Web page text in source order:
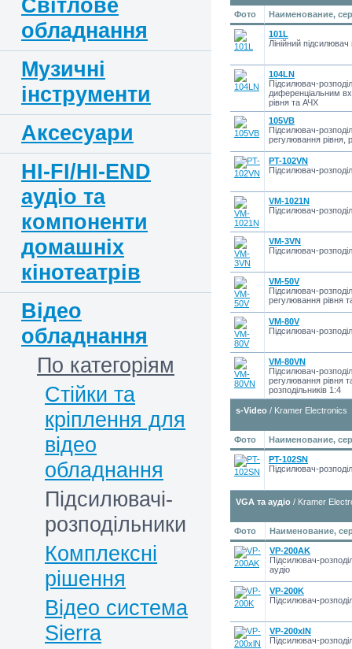
Світлове
обладнання
Музичні
інструменти
Аксесуари
HI-FI/HI-END
аудіо та
компоненти
домашніх
кінотеатрів
Відео
обладнання
По категоріям
Стійки та
кріплення для
відео
обладнання
Підсилювачі-
розподільники
Комплексні
рішення
Відео система
Sierra
Фото Наименование,
101L
Лінійний підсилювач
104LN
Підсилювач-
диференціальним
рівня та АЧХ
105VB
Підсилювач-
регулювання рівня,
PT-102VN
Підсилювач-
VM-1021N
Підсилювач-
VM-3VN
Підсилювач-
VM-50V
Підсилювач-
регулювання рівня
VM-80V
Підсилювач-
VM-80VN
Підсилювач-
регулювання рівня
розподільників 1:4
s-Video / Kramer Electronics
Фото Наименование,
PT-102SN
Підсилювач-
VGA та аудіо / Kramer
Фото Наименование,
VP-200AK
Підсилювач-
аудіо
VP-200K
Підсилювач-
VP-200xlN
Підсилювач-